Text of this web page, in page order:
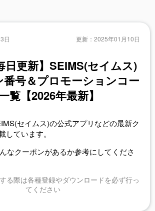
日 更新： 2025年01月10日
日更新】SEIMS(セイムス)
号＆プロモーションコー
覧【2026年最新】
セイムス)の公式アプリなどの最新ク
しています。
なクーポンがあるか参考にしてくださ
る際は各種登録やダウンロードを必ず行っ
てください